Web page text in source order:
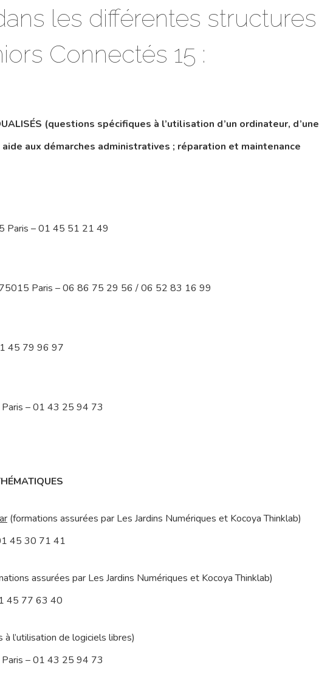
les différentes structures
Connectés 15 :
(questions spécifiques à l’utilisation d’un ordinateur, d’une
aux démarches administratives ; réparation et maintenance
Paris – 01 45 51 21 49
Paris – 06 86 75 29 56 / 06 52 83 16 99
45 79 96 97
– 01 43 25 94 73
(formations assurées par Les Jardins Numériques et Kocoya Thinklab)
45 30 71 41
assurées par Les Jardins Numériques et Kocoya Thinklab)
45 77 63 40
à l’utilisation de logiciels libres)
– 01 43 25 94 73